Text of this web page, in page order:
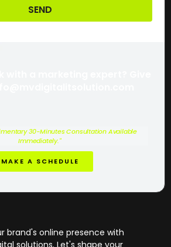
SEND
with a marketing expert? Give
30-Minutes Consultation Available
Immediately."
MAKE A SCHEDULE
brand's online presence with
solutions. Let's shape your